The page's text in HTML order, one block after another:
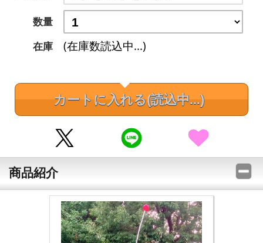
数量
在庫
(在庫数読込中...)
カートに入れる(読込中...)
商品紹介